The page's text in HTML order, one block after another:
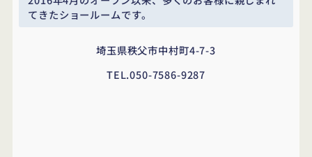
てきたショールームです。
埼玉県秩父市中村町4-7-3
TEL.050-7586-9287